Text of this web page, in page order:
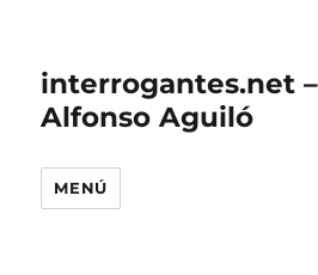
interrogantes.net
Alfonso Aguiló
MENÚ